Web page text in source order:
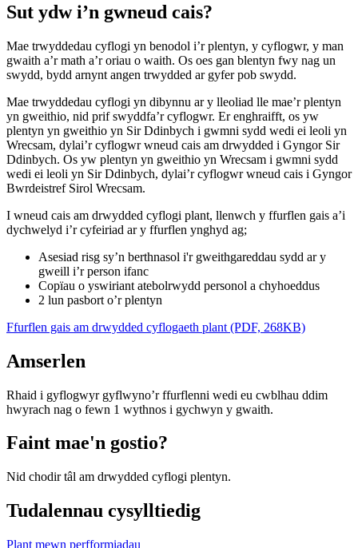
Sut ydw i’n gwneud cais?
Mae trwyddedau cyflogi yn benodol i’r plentyn, y cyflogwr, y man
gwaith a’r math a’r oriau o waith. Os oes gan blentyn fwy nag un
swydd, bydd arnynt angen trwydded ar gyfer pob swydd.
Mae trwyddedau cyflogi yn dibynnu ar y lleoliad lle mae’r plentyn
yn gweithio, nid prif swyddfa’r cyflogwr. Er enghraifft, os yw
plentyn yn gweithio yn Sir Ddinbych i gwmni sydd wedi ei leoli yn
Wrecsam, dylai’r cyflogwr wneud cais am drwydded i Gyngor Sir
Ddinbych. Os yw plentyn yn gweithio yn Wrecsam i gwmni sydd
wedi ei leoli yn Sir Ddinbych, dylai’r cyflogwr wneud cais i Gyngor
Bwrdeistref Sirol Wrecsam.
I wneud cais am drwydded cyflogi plant, llenwch y ffurflen gais a’i
dychwelyd i’r cyfeiriad ar y ffurflen ynghyd ag;
Asesiad risg sy’n berthnasol i'r gweithgareddau sydd ar y
gweill i’r person ifanc
Copïau o yswiriant atebolrwydd personol a chyhoeddus
2 lun pasbort o’r plentyn
Ffurflen gais am drwydded cyflogaeth plant (PDF, 268KB)
Amserlen
Rhaid i gyflogwyr gyflwyno’r ffurflenni wedi eu cwblhau ddim
hwyrach nag o fewn 1 wythnos i gychwyn y gwaith.
Faint mae'n gostio?
Nid chodir tâl am drwydded cyflogi plentyn.
Tudalennau cysylltiedig
Plant mewn perfformiadau